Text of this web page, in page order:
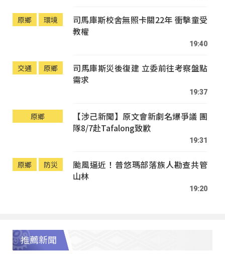
原鄉 環境
司馬庫斯校舍無照卡關22年 衝擊童受
教權
19:40
交通 原鄉
司馬庫斯災後復建 立委前往考察盤點
需求
19:37
原鄉
【涉己新聞】原文會新劇名爆爭議 團
隊8/7赴Tafalong致歉
19:31
原鄉 防災
颱風逼近！普悠瑪部落族人勘查共管
山林
19:20
推薦新聞